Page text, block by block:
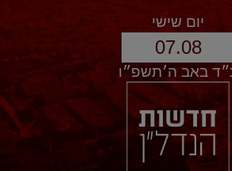
יום שישי
07.08
באב ה׳תשפ״ו